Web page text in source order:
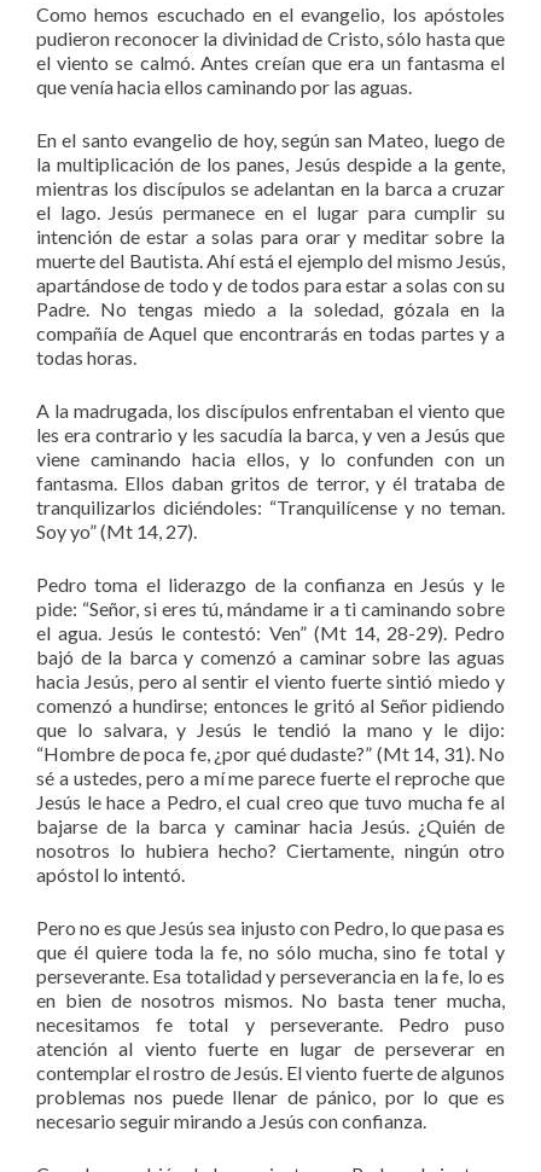
Como hemos escuchado en el evangelio, los apóstoles
pudieron reconocer la divinidad de Cristo, sólo hasta que
el viento se calmó. Antes creían que era un fantasma el
que venía hacia ellos caminando por las aguas.
En el santo evangelio de hoy, según san Mateo, luego de
la multiplicación de los panes, Jesús despide a la gente,
mientras los discípulos se adelantan en la barca a cruzar
el lago. Jesús permanece en el lugar para cumplir su
intención de estar a solas para orar y meditar sobre la
muerte del Bautista. Ahí está el ejemplo del mismo Jesús,
apartándose de todo y de todos para estar a solas con su
Padre. No tengas miedo a la soledad, gózala en la
compañía de Aquel que encontrarás en todas partes y a
todas horas.
A la madrugada, los discípulos enfrentaban el viento que
les era contrario y les sacudía la barca, y ven a Jesús que
viene caminando hacia ellos, y lo confunden con un
fantasma. Ellos daban gritos de terror, y él trataba de
tranquilizarlos diciéndoles: “Tranquilícense y no teman.
Soy yo” (Mt 14, 27).
Pedro toma el liderazgo de la confianza en Jesús y le
pide: “Señor, si eres tú, mándame ir a ti caminando sobre
el agua. Jesús le contestó: Ven” (Mt 14, 28-29). Pedro
bajó de la barca y comenzó a caminar sobre las aguas
hacia Jesús, pero al sentir el viento fuerte sintió miedo y
comenzó a hundirse; entonces le gritó al Señor pidiendo
que lo salvara, y Jesús le tendió la mano y le dijo:
“Hombre de poca fe, ¿por qué dudaste?” (Mt 14, 31). No
sé a ustedes, pero a mí me parece fuerte el reproche que
Jesús le hace a Pedro, el cual creo que tuvo mucha fe al
bajarse de la barca y caminar hacia Jesús. ¿Quién de
nosotros lo hubiera hecho? Ciertamente, ningún otro
apóstol lo intentó.
Pero no es que Jesús sea injusto con Pedro, lo que pasa es
que él quiere toda la fe, no sólo mucha, sino fe total y
perseverante. Esa totalidad y perseverancia en la fe, lo es
en bien de nosotros mismos. No basta tener mucha,
necesitamos fe total y perseverante. Pedro puso
atención al viento fuerte en lugar de perseverar en
contemplar el rostro de Jesús. El viento fuerte de algunos
problemas nos puede llenar de pánico, por lo que es
necesario seguir mirando a Jesús con confianza.